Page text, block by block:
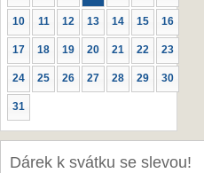
10 11 12 13 14 15 16
17 18 19 20 21 22 23
24 25 26 27 28 29 30
31
Dárek k svátku se slevou!